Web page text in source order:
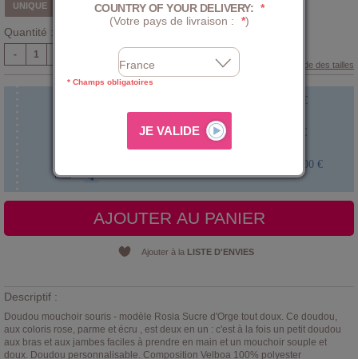
UNIQUE
Quantité :
-
Guide des tailles
5,00 €
Faire graver le prénom de bébé ! 5,00 €
5,00 €
AJOUTER AU PANIER
Ajouter à la LISTE D'ENVIES
Descriptif :
Doudou mouchoir souris - modèle Rosia Sucre d'Orge tout doux. Ce doudou,
aux coloris rose, parme et écru , est deux en un : c'est à la fois un petit doudou
aux bras et aux jambes faciles à prendre en main et un mouchoir souple et
doux. Doudou personnalisable. Composition Velboa 100% polyester
COUNTRY OF YOUR DELIVERY: *
(Votre pays de livraison :
*)
* Champs obligatoires